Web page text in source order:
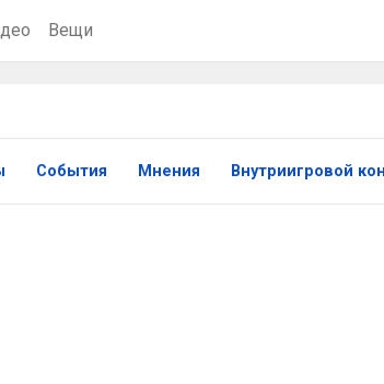
Вещи
События Мнения Внутриигровой